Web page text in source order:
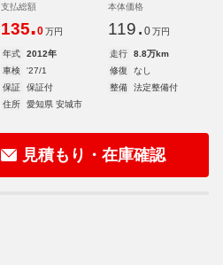
支払総額
135.0 万円
本体価格
119. 0 万円
年式 2012年 走行
8.8万km
車検
'27/1 修復
なし
保証
保証付 整備
法定整備付
住所
愛知県 安城市
見積もり・在庫確認